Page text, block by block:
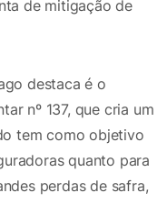
de mitigação de
destaca é o
nº 137, que cria um
tem como objetivo
quanto para
perdas de safra,